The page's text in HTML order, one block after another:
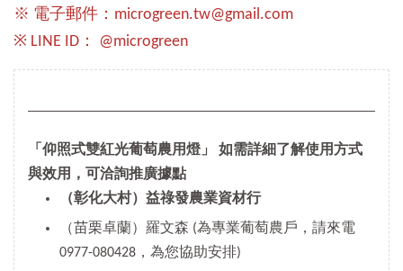
※ 電子郵件：microgreen.tw@gmail.com
※ LINE ID： @microgreen
「仰照式雙紅光葡萄農用燈」 如需詳細了解使用方式
與效用，可洽詢推廣據點
（彰化大村）益祿發農業資材行
（苗栗卓蘭）羅文森 (為專業葡萄農戶，請來電
0977-080428，為您協助安排)